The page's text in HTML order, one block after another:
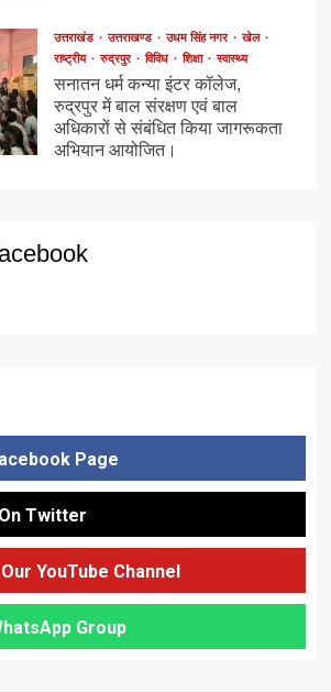
उत्तराखंड उत्तराखण्ड उधम सिंह नगर
खेल
राष्ट्रीय
रुद्रपुर विविध शिक्षा स्वास्थ्य
सनातन धर्म कन्या इंटर कॉलेज,
रुद्रपुर में बाल संरक्षण एवं बाल
अधिकारों से संबंधित किया जागरूकता
अभियान आयोजित।
Page
Twitter
YouTube Channel
Group